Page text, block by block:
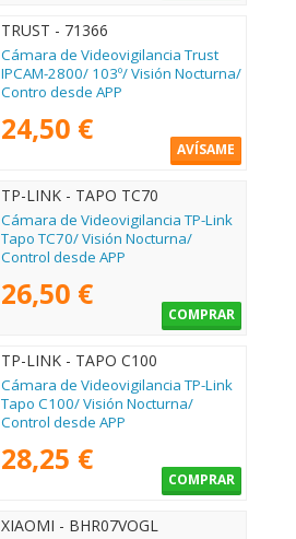
TRUST - 71366
Cámara de Videovigilancia Trust
IPCAM-2800/ 103º/ Visión Nocturna/
Contro desde APP
24,50 €
AVÍSAME
TP-LINK - TAPO TC70
Cámara de Videovigilancia TP-Link
Tapo TC70/ Visión Nocturna/
Control desde APP
26,50 €
COMPRAR
TP-LINK - TAPO C100
Cámara de Videovigilancia TP-Link
Tapo C100/ Visión Nocturna/
Control desde APP
28,25 €
COMPRAR
XIAOMI - BHR07VOGL